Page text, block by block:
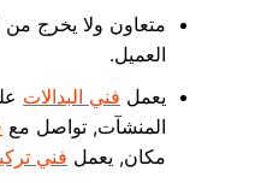
متعاون ولا يخرج من
العميل.
يعمل فني البدالات
المنشآت, تواصل مع
مكان, يعمل فني